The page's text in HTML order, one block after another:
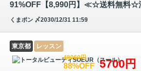
くまポン 〆2030/12/31 11:59
東京都 レッスン
48060円
88%OFF 5700円